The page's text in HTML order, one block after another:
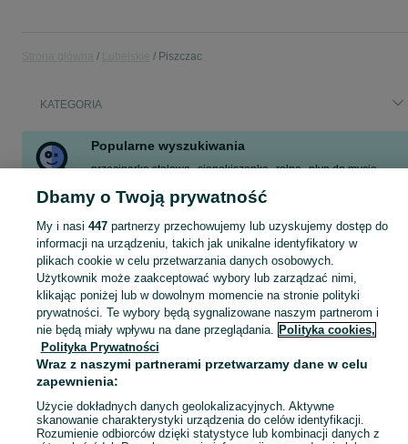
Piszczac
KATEGORIA
Popularne wyszukiwania
przecinarka stołowa sianokiszonka rolna płyn do mycia
nieruchomości
felgi 18 do volvo v60
Zobacz Więcej
Skorzystaj z największego serwisu ogłoszeniowego - Piszczac i okolice! Kupuj to, czego pragniesz i sprzedawaj to, czego już nie potrzebujesz!
Mapa kategorii
Mapa miejscowości
Mapa ministron
Popularne wyszukiwania
Dbamy o Twoją prywatność
My i nasi 447partnerzy przechowujemy lub uzyskujemy dostęp do
informacji na urządzeniu, takich jak unikalne identyfikatory w
plikach cookie w celu przetwarzania danych osobowych.
Użytkownik może zaakceptować wybory lub zarządzać nimi,
klikając poniżej lub w dowolnym momencie na stronie polityki
prywatności. Te wybory będą sygnalizowane naszym partnerom i
nie będą miały wpływu na dane przeglądania. Polityka cookies,
Polityka Prywatności
Wraz z naszymi partnerami przetwarzamy dane w celu
zapewnienia:
Użycie dokładnych danych geolokalizacyjnych. Aktywne
skanowanie charakterystyki urządzenia do celów identyfikacji.
Rozumienie odbiorców dzięki statystyce lub kombinacji danych z